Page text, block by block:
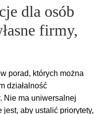
dla osób
firmy,
porad, których można
działalność
Nie ma uniwersalnej
jest, aby ustalić priorytety,